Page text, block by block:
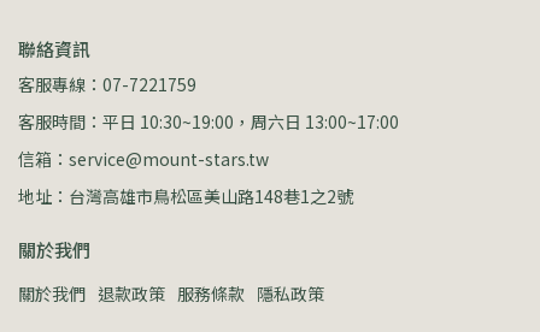
聯絡資訊
客服專線：07-7221759
客服時間：平日 10:30~19:00，周六日 13:00~17:00
信箱：service@mount-stars.tw
地址：台灣高雄市鳥松區美山路148巷1之2號
關於我們
關於我們 退款政策 服務條款 隱私政策